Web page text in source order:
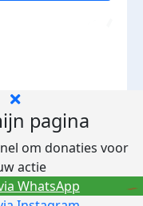
pagina
om donaties voor
actie
WhatsApp